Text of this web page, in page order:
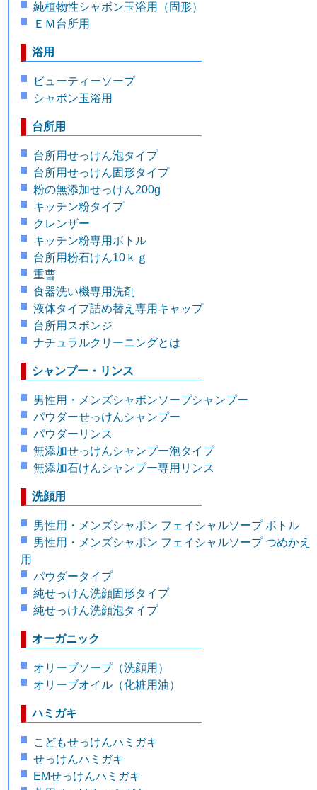
純植物性シャボン玉浴用（固形）
ＥＭ台所用
浴用
ビューティーソープ
シャボン玉浴用
台所用
台所用せっけん泡タイプ
台所用せっけん固形タイプ
粉の無添加せっけん200g
キッチン粉タイプ
クレンザー
キッチン粉専用ボトル
台所用粉石けん10ｋｇ
重曹
食器洗い機専用洗剤
液体タイプ詰め替え専用キャップ
台所用スポンジ
ナチュラルクリーニングとは
シャンプー・リンス
男性用・メンズシャボンソープシャンプー
パウダーせっけんシャンプー
パウダーリンス
無添加せっけんシャンプー泡タイプ
無添加石けんシャンプー専用リンス
洗顔用
男性用・メンズシャボン フェイシャルソープ ボトル
男性用・メンズシャボン フェイシャルソープ つめかえ
用
パウダータイプ
純せっけん洗顔固形タイプ
純せっけん洗顔泡タイプ
オーガニック
オリーブソープ（洗顔用）
オリーブオイル（化粧用油）
ハミガキ
こどもせっけんハミガキ
せっけんハミガキ
EMせっけんハミガキ